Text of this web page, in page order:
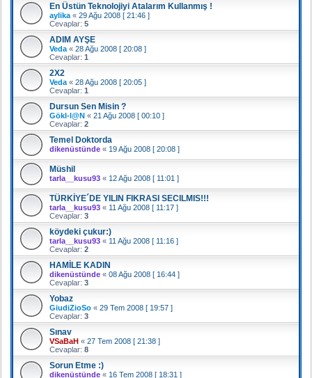
En Üstün Teknolojiyi Atalarım Kullanmış !
aylika « 29 Ağu 2008 [ 21:46 ]
Cevaplar: 5
ADIM AYŞE
Veda « 28 Ağu 2008 [ 20:08 ]
Cevaplar: 1
2X2
Veda « 28 Ağu 2008 [ 20:05 ]
Cevaplar: 1
Dursun Sen Misin ?
Gökl-l@N « 21 Ağu 2008 [ 00:10 ]
Cevaplar: 2
Temel Doktorda
dikenüstünde « 19 Ağu 2008 [ 20:08 ]
Müshil
tarla__kusu93 « 12 Ağu 2008 [ 11:01 ]
TÜRKİYE´DE YILIN FIKRASI SECILMIS!!!
tarla__kusu93 « 11 Ağu 2008 [ 11:17 ]
Cevaplar: 3
köydeki çukur:)
tarla__kusu93 « 11 Ağu 2008 [ 11:16 ]
Cevaplar: 2
HAMİLE KADIN
dikenüstünde « 08 Ağu 2008 [ 16:44 ]
Cevaplar: 3
Yobaz
GiudiZioSo « 29 Tem 2008 [ 19:57 ]
Cevaplar: 3
Sınav
VSaBaH « 27 Tem 2008 [ 21:38 ]
Cevaplar: 8
Sorun Etme :)
dikenüstünde « 16 Tem 2008 [ 18:31 ]